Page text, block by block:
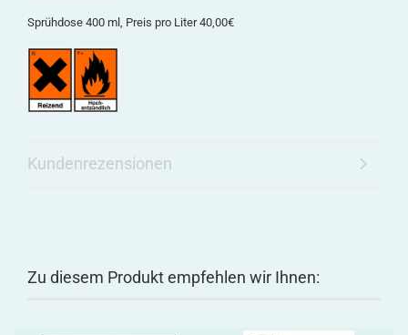
Sprühdose 400 ml, Preis pro Liter 40,00€
Kundenrezensionen
Zu diesem Produkt empfehlen wir Ihnen: